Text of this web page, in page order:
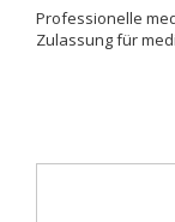
Professionelle
Zulassung für